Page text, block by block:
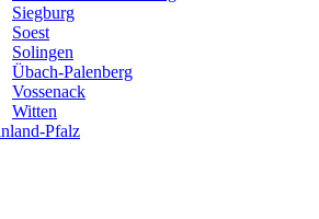
Siegburg
Soest
Solingen
Übach-Palenberg
Vossenack
Witten
Pfalz